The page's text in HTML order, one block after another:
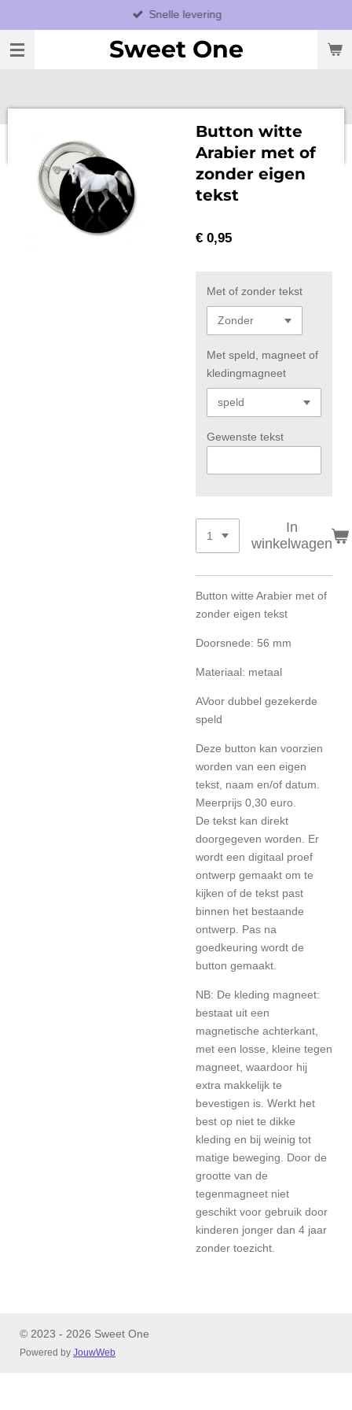
direct
naar
Sweet One
Snelle levering
Button witte
Arabier met of
zonder eigen
tekst
€ 0,95
Met of zonder tekst
Met speld, magneet of
kledingmagneet
Gewenste tekst
In
winkelwagen
Button witte Arabier met of
zonder eigen tekst
Doorsnede: 56 mm
Materiaal: metaal
AVoor dubbel gezekerde
speld
Deze button kan voorzien
worden van een eigen
tekst, naam en/of datum.
Meerprijs 0,30 euro.
De tekst kan direkt
doorgegeven worden. Er
wordt een digitaal proef
ontwerp gemaakt om te
kijken of de tekst past
binnen het bestaande
ontwerp. Pas na
goedkeuring wordt de
button gemaakt.
NB: De kleding magneet:
bestaat uit een
magnetische achterkant,
met een losse, kleine tegen
magneet, waardoor hij
extra makkelijk te
bevestigen is. Werkt het
best op niet te dikke
kleding en bij weinig tot
matige beweging. Door de
grootte van de
tegenmagneet niet
geschikt voor gebruik door
kinderen jonger dan 4 jaar
zonder toezicht.
© 2023 - 2026 Sweet One
Powered by JouwWeb